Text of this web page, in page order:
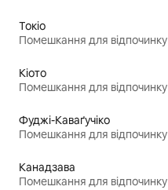
Токіо
Помешкання для відпочинку
Кіото
Помешкання для відпочинку
Фуджі-Каваґучіко
Помешкання для відпочинку
Канадзава
Помешкання для відпочинку